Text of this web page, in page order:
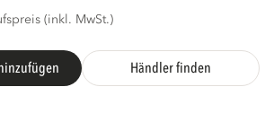
(inkl. MwSt.)
Händler finden